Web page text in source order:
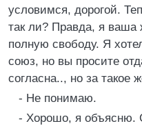
условимся, дорогой.
так ли? Правда, я ваша
полную свободу. Я
союз, но вы просите
согласна.., но за такое
- Не понимаю.
- Хорошо, я объясню.